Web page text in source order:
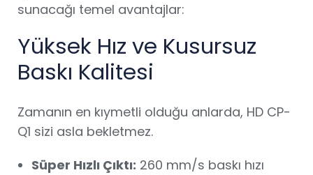
sunacağı temel avantajlar:
Yüksek Hız ve Kusursuz
Baskı Kalitesi
Zamanın en kıymetli olduğu anlarda, HD CP-
Q1 sizi asla bekletmez.
Süper Hızlı Çıktı: 260 mm/s baskı hızı